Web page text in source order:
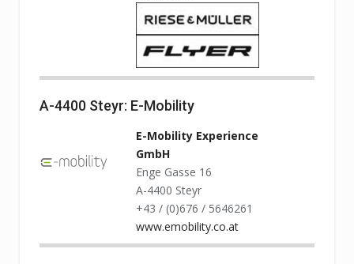
A-4400 Steyr: E-Mobility
E-Mobility Experience
GmbH
Enge Gasse 16
A-4400 Steyr
+43 / (0)676 / 5646261
www.emobility.co.at